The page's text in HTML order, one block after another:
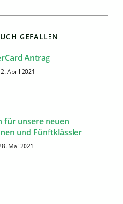
GEFALLEN
Antrag
April 2021
für unsere neuen
und Fünftklässler
Mai 2021